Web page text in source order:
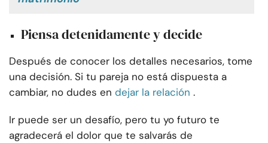
Piensa detenidamente y decide
Después de conocer los detalles necesarios, tome
una decisión. Si tu pareja no está dispuesta a
cambiar, no dudes en dejar la relación .
Ir puede ser un desafío, pero tu yo futuro te
agradecerá el dolor que te salvarás de